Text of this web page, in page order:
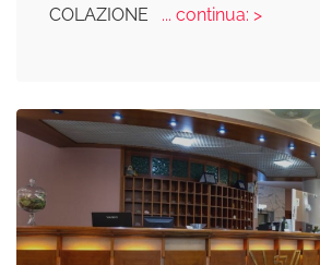
COLAZIONE
... continua: >